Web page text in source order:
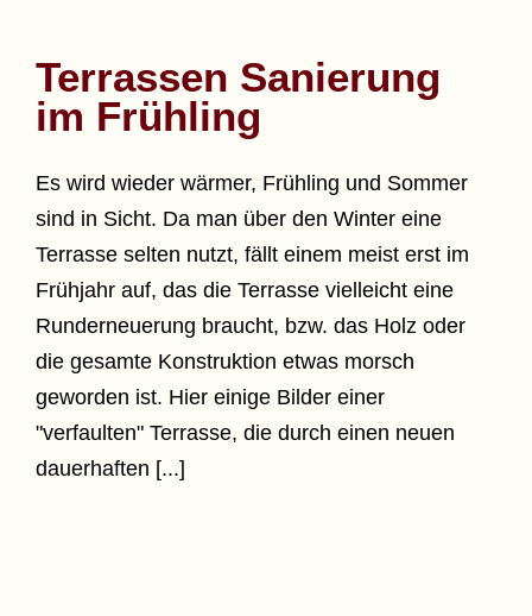
Terrassen Sanierung
im Frühling
Es wird wieder wärmer, Frühling und Sommer
sind in Sicht. Da man über den Winter eine
Terrasse selten nutzt, fällt einem meist erst im
Frühjahr auf, das die Terrasse vielleicht eine
Runderneuerung braucht, bzw. das Holz oder
die gesamte Konstruktion etwas morsch
geworden ist. Hier einige Bilder einer
"verfaulten" Terrasse, die durch einen neuen
dauerhaften [...]